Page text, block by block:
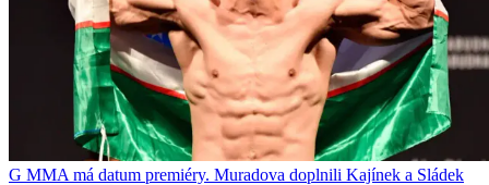
G MMA má datum premiéry. Muradova doplnili Kajínek a Sládek